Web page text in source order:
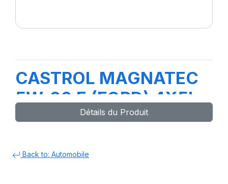
CASTROL MAGNATEC
5W-20 E (FORD) 4X5L
GE
Détails du Produit
Back to: Automobile